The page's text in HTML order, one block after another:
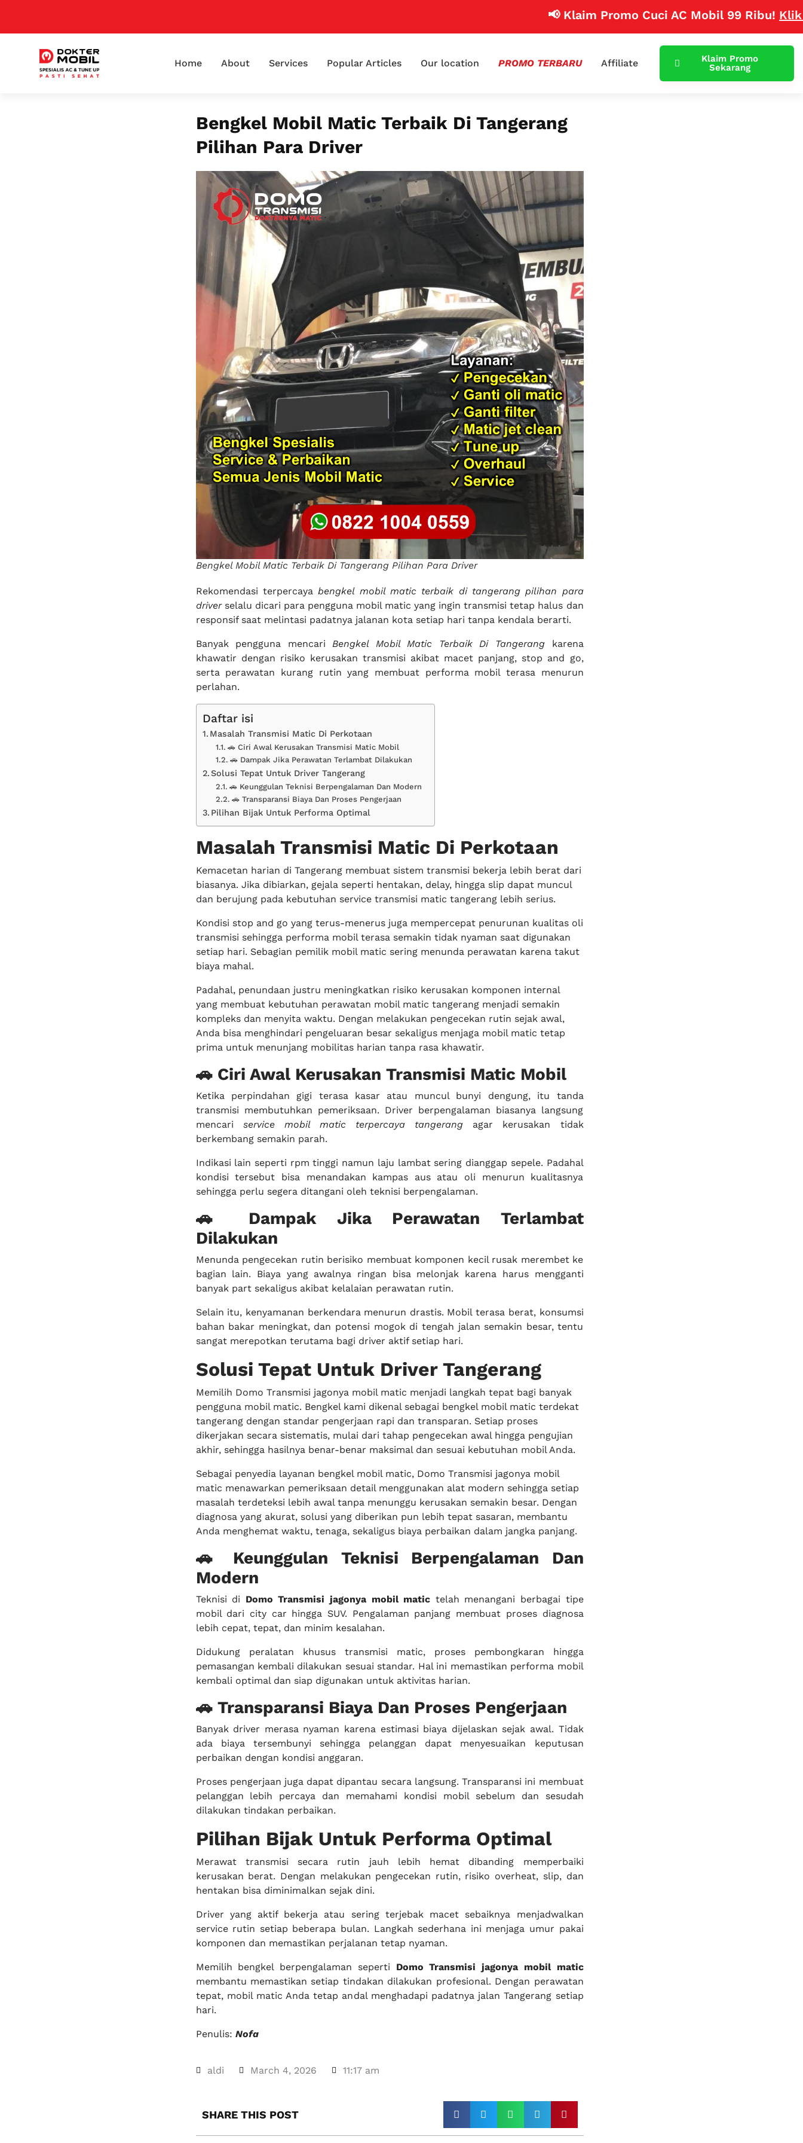
📢 Klaim Promo Cuci AC Mobil 99 Ribu!Klik Disini
Home About Services Popular Articles Our location PROMO TERBARU Affiliate
Klaim Promo
Sekarang
Bengkel Mobil Matic Terbaik Di Tangerang
Pilihan Para Driver
Bengkel Mobil Matic Terbaik Di Tangerang Pilihan Para Driver
Rekomendasi terpercayabengkel mobil matic terbaik di tangerang pilihan para
driverselalu dicari para pengguna mobil matic yang ingin transmisi tetap halus dan
responsif saat melintasi padatnya jalanan kota setiap hari tanpa kendala berarti.
Banyak pengguna mencariBengkel Mobil Matic Terbaik Di Tangerangkarena
khawatir dengan risiko kerusakan transmisi akibat macet panjang, stop and go,
serta perawatan kurang rutin yang membuat performa mobil terasa menurun
perlahan.
Daftar isi
Masalah Transmisi Matic Di Perkotaan
🚗 Ciri Awal Kerusakan Transmisi Matic Mobil
🚗 Dampak Jika Perawatan Terlambat Dilakukan
Solusi Tepat Untuk Driver Tangerang
🚗 Keunggulan Teknisi Berpengalaman Dan Modern
🚗 Transparansi Biaya Dan Proses Pengerjaan
Pilihan Bijak Untuk Performa Optimal
Masalah Transmisi Matic Di Perkotaan
Kemacetan harian di Tangerang membuat sistem transmisi bekerja lebih berat dari
biasanya. Jika dibiarkan, gejala seperti hentakan, delay, hingga slip dapat muncul
dan berujung pada kebutuhan service transmisi matic tangerang lebih serius.
Kondisi stop and go yang terus-menerus juga mempercepat penurunan kualitas oli
transmisi sehingga performa mobil terasa semakin tidak nyaman saat digunakan
setiap hari. Sebagian pemilik mobil matic sering menunda perawatan karena takut
biaya mahal.
Padahal, penundaan justru meningkatkan risiko kerusakan komponen internal
yang membuat kebutuhan perawatan mobil matic tangerang menjadi semakin
kompleks dan menyita waktu. Dengan melakukan pengecekan rutin sejak awal,
Anda bisa menghindari pengeluaran besar sekaligus menjaga mobil matic tetap
prima untuk menunjang mobilitas harian tanpa rasa khawatir.
🚗 Ciri Awal Kerusakan Transmisi Matic Mobil
Ketika perpindahan gigi terasa kasar atau muncul bunyi dengung, itu tanda
transmisi membutuhkan pemeriksaan. Driver berpengalaman biasanya langsung
mencari service mobil matic terpercaya tangerang agar kerusakan tidak
berkembang semakin parah.
Indikasi lain seperti rpm tinggi namun laju lambat sering dianggap sepele. Padahal
kondisi tersebut bisa menandakan kampas aus atau oli menurun kualitasnya
sehingga perlu segera ditangani oleh teknisi berpengalaman.
🚗 Dampak Jika Perawatan Terlambat
Dilakukan
Menunda pengecekan rutin berisiko membuat komponen kecil rusak merembet ke
bagian lain. Biaya yang awalnya ringan bisa melonjak karena harus mengganti
banyak part sekaligus akibat kelalaian perawatan rutin.
Selain itu, kenyamanan berkendara menurun drastis. Mobil terasa berat, konsumsi
bahan bakar meningkat, dan potensi mogok di tengah jalan semakin besar, tentu
sangat merepotkan terutama bagi driver aktif setiap hari.
Solusi Tepat Untuk Driver Tangerang
Memilih Domo Transmisi jagonya mobil matic menjadi langkah tepat bagi banyak
pengguna mobil matic. Bengkel kami dikenal sebagai bengkel mobil matic terdekat
tangerang dengan standar pengerjaan rapi dan transparan. Setiap proses
dikerjakan secara sistematis, mulai dari tahap pengecekan awal hingga pengujian
akhir, sehingga hasilnya benar-benar maksimal dan sesuai kebutuhan mobil Anda.
Sebagai penyedia layanan bengkel mobil matic, Domo Transmisi jagonya mobil
matic menawarkan pemeriksaan detail menggunakan alat modern sehingga setiap
masalah terdeteksi lebih awal tanpa menunggu kerusakan semakin besar. Dengan
diagnosa yang akurat, solusi yang diberikan pun lebih tepat sasaran, membantu
Anda menghemat waktu, tenaga, sekaligus biaya perbaikan dalam jangka panjang.
🚗 Keunggulan Teknisi Berpengalaman Dan
Modern
Teknisi di Domo Transmisi jagonya mobil matic telah menangani berbagai tipe
mobil dari city car hingga SUV. Pengalaman panjang membuat proses diagnosa
lebih cepat, tepat, dan minim kesalahan.
Didukung peralatan khusus transmisi matic, proses pembongkaran hingga
pemasangan kembali dilakukan sesuai standar. Hal ini memastikan performa mobil
kembali optimal dan siap digunakan untuk aktivitas harian.
🚗 Transparansi Biaya Dan Proses Pengerjaan
Banyak driver merasa nyaman karena estimasi biaya dijelaskan sejak awal. Tidak
ada biaya tersembunyi sehingga pelanggan dapat menyesuaikan keputusan
perbaikan dengan kondisi anggaran.
Proses pengerjaan juga dapat dipantau secara langsung. Transparansi ini membuat
pelanggan lebih percaya dan memahami kondisi mobil sebelum dan sesudah
dilakukan tindakan perbaikan.
Pilihan Bijak Untuk Performa Optimal
Merawat transmisi secara rutin jauh lebih hemat dibanding memperbaiki
kerusakan berat. Dengan melakukan pengecekan rutin, risiko overheat, slip, dan
hentakan bisa diminimalkan sejak dini.
Driver yang aktif bekerja atau sering terjebak macet sebaiknya menjadwalkan
service rutin setiap beberapa bulan. Langkah sederhana ini menjaga umur pakai
komponen dan memastikan perjalanan tetap nyaman.
Memilih bengkel berpengalaman seperti Domo Transmisi jagonya mobil matic
membantu memastikan setiap tindakan dilakukan profesional. Dengan perawatan
tepat, mobil matic Anda tetap andal menghadapi padatnya jalan Tangerang setiap
hari.
Penulis: Nofa
aldi March 4, 2026 11:17 am
SHARE THIS POST​